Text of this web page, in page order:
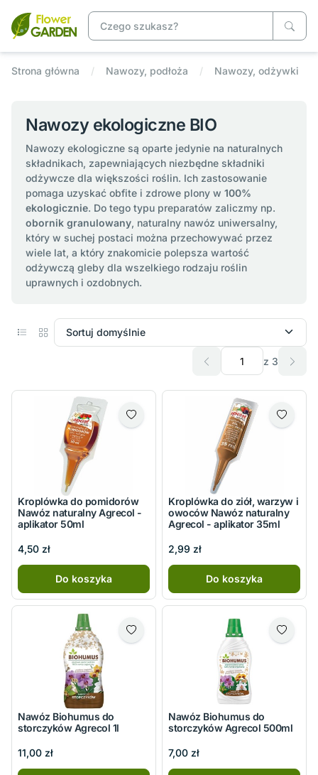
Strona główna Nawozy, podłoża Nawozy, odżywki
Nawozy ekologiczne BIO
Nawozy ekologiczne są oparte jedynie na naturalnych
składnikach, zapewniających niezbędne składniki
odżywcze dla większości roślin. Ich zastosowanie
pomaga uzyskać obfite i zdrowe plony w 100%
ekologicznie. Do tego typu preparatów zaliczmy np.
obornik granulowany, naturalny nawóz uniwersalny,
który w suchej postaci można przechowywać przez
wiele lat, a który znakomicie polepsza wartość
odżywczą gleby dla wszelkiego rodzaju roślin
uprawnych i ozdobnych.
z 3
Kroplówka do pomidorów
Nawóz naturalny Agrecol -
aplikator 50ml
4,50 zł
Do koszyka
Kroplówka do ziół, warzyw i
owoców Nawóz naturalny
Agrecol - aplikator 35ml
2,99 zł
Do koszyka
Nawóz Biohumus do
storczyków Agrecol 1l
11,00 zł
Nawóz Biohumus do
storczyków Agrecol 500ml
7,00 zł